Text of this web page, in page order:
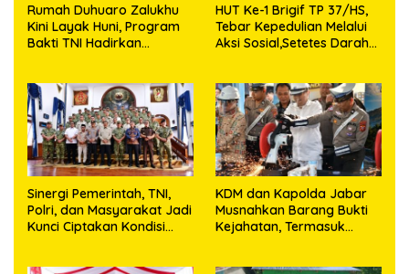
Rumah Duhuaro Zalukhu
Kini Layak Huni, Program
Bakti TNI Hadirkan
HUT Ke-1 Brigif TP 37/HS,
Tebar Kepedulian Melalui
Aksi Sosial,Setetes Darah
Sinergi Pemerintah, TNI,
Polri, dan Masyarakat Jadi
Kunci Ciptakan Kondisi
KDM dan Kapolda Jabar
Musnahkan Barang Bukti
Kejahatan, Termasuk